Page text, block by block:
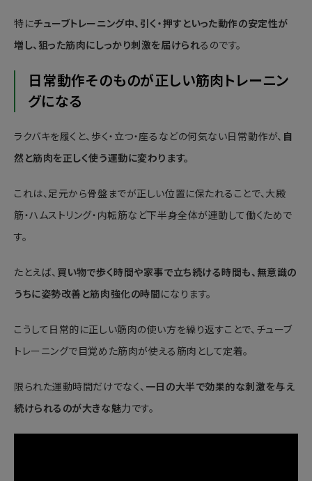
特にチューブトレーニング中、引く・押すといった動作の安定性が
増し、狙った筋肉にしっかり刺激を届けられるのです。
日常動作そのものが正しい筋肉トレーニン
グになる
ラクバキを履くと、歩く・立つ・座るなどの何気ない日常動作が、 自
然と筋肉を正しく使う運動に変わります。
これは、足元から骨盤までが正しい位置に保たれることで、大殿
筋・ハムストリング・内転筋など下半身全体が連動して働くためで
す。
たとえば、 買い物で歩く時間や家事で立ち続ける時間も、無意識の
うちに姿勢改善と筋肉強化の時間になります。
こうして日常的に正しい筋肉の使い方を繰り返すことで、チューブ
トレーニングで目覚めた筋肉が使える筋肉として定着。
限られた運動時間だけでなく、 一日の大半で効果的な刺激を与え
続けられるのが大きな魅力です。